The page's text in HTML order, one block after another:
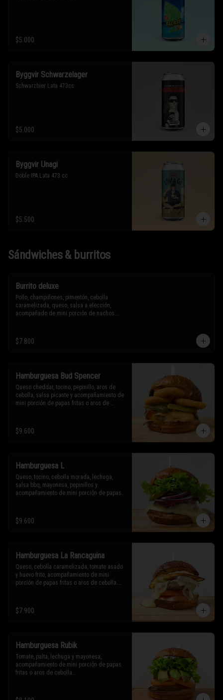
$5.000
Byggvir Schwarzelager
Schwarzbier Lata 473cc
$5.000
Byggvir Unagi
Doble IPA Lata 473 cc
$5.500
Sándwiches & burritos
Burrito deluxe
Pollo, champiñones, pimentón, cebolla
caramelizada, queso, salsa a elección,
acompañado de mini porción de nachos.
* Los ingredientes no son intercambiables.
Sólo puedes solicitar eliminar un
$7.800
Hamburguesa Bud Spencer
Queso cheddar, tocino, pepinillo, aros de
cebolla, salsa picante y acompañamiento de
mini porción de papas fritas o aros de
* Los ingredientes no son intercambiables.
Sólo puedes solicitar eliminar un
$9.600
Hamburguesa L
Queso, tocino, cebolla morada, lechuga,
salsa bbq, mayonesa, pepinillos y
acompañamiento de mini porción de papas
* Los ingredientes no son intercambiables.
Sólo puedes solicitar eliminar un
$9.600
Hamburguesa La Rancaguina
Queso, cebolla caramelizada, tomate asado
y huevo frito, acompañamiento de mini
porción de papas fritas o aros de cebolla.
Sólo puedes solicitar eliminar un
ingrediente.
$7.900
Hamburguesa Rubik
Tomate, palta, lechuga y mayonesa,
acompañamiento de mini porción de papas
fritas o aros de cebolla.
* Los ingredientes no son intercambiables.